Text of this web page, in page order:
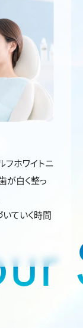
フホワイトニ
が白く整っ
ていく時間